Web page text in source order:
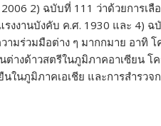
2) ฉบับที่ 111 ว่าด้วยการเ
งงานบังคับ ค.ศ. 1930 และ 4) ฉ
มร่วมมือต่าง ๆ มากกมาย อาทิ โ
างด้าวสตรีในภูมิภาคอาเซียน โค
นภูมิภาคเอเชีย และการสำรวจ